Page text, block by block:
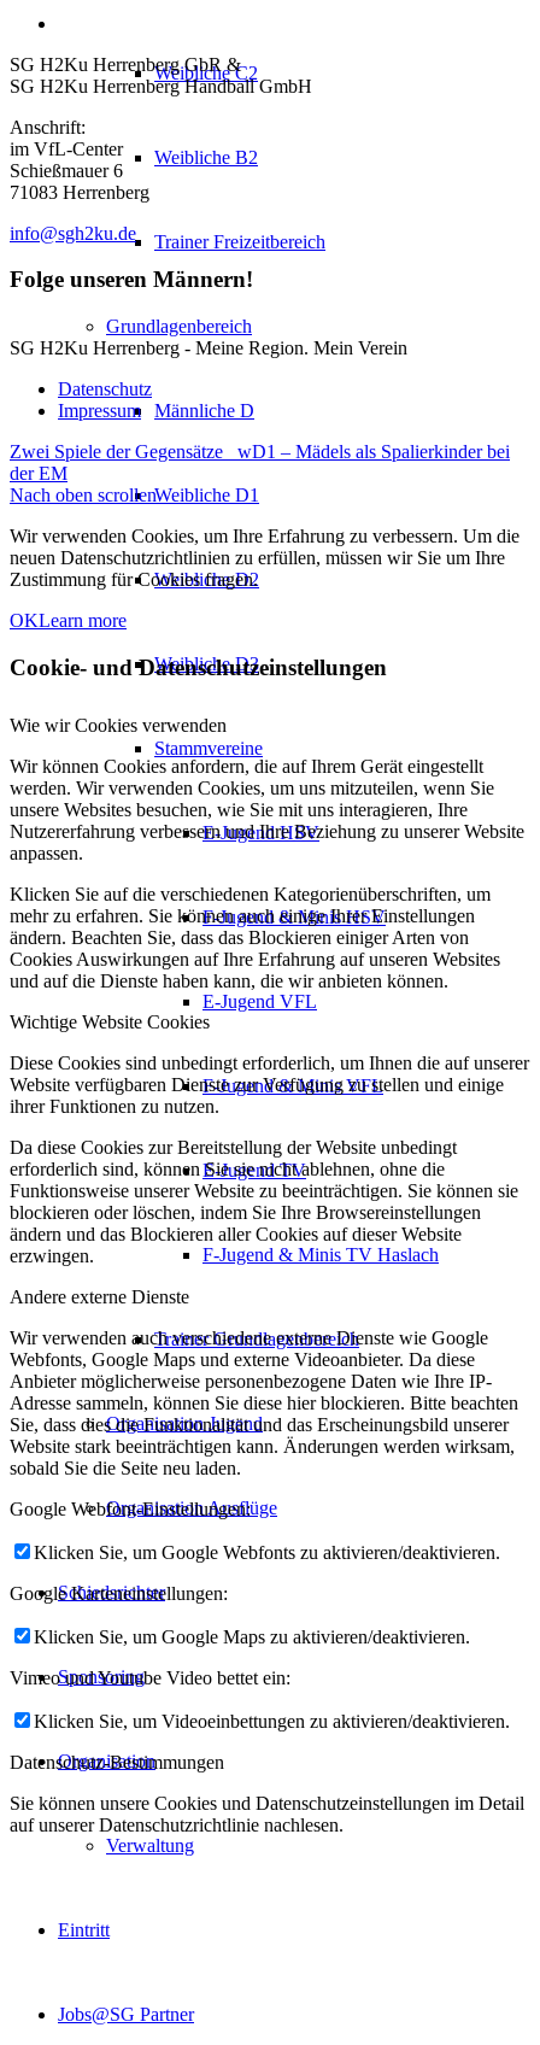
Weibliche C2
Weibliche B2
Trainer Freizeitbereich
Grundlagenbereich
Männliche D
Weibliche D1
Weibliche D2
Weibliche D3
Stammvereine
E-Jugend HSV
F-Jugend & Minis HSV
E-Jugend VFL
F-Jugend & Minis VFL
E-Jugend TV
F-Jugend & Minis TV Haslach
Trainer Grundlagenbereich
Organisation Jugend
Organisation Ausflüge
Schiedsrichter
Sponsoring
Organisation
Verwaltung
Eintritt
Jobs@SG Partner
SG H2Ku Herrenberg GbR &
SG H2Ku Herrenberg Handball GmbH
Anschrift:
im VfL-Center
Schießmauer 6
71083 Herrenberg
info@sgh2ku.de
Folge unseren Männern!
SG H2Ku Herrenberg - Meine Region. Mein Verein
Datenschutz
Impressum
Zwei Spiele der Gegensätze
wD1 – Mädels als Spalierkinder bei
der EM
Nach oben scrollen
Wir verwenden Cookies, um Ihre Erfahrung zu verbessern. Um die
neuen Datenschutzrichtlinien zu erfüllen, müssen wir Sie um Ihre
Zustimmung für Cookies fragen.
OKLearn more
Cookie- und Datenschutzeinstellungen
Wie wir Cookies verwenden
Wir können Cookies anfordern, die auf Ihrem Gerät eingestellt
werden. Wir verwenden Cookies, um uns mitzuteilen, wenn Sie
unsere Websites besuchen, wie Sie mit uns interagieren, Ihre
Nutzererfahrung verbessern und Ihre Beziehung zu unserer Website
anpassen.
Klicken Sie auf die verschiedenen Kategorienüberschriften, um
mehr zu erfahren. Sie können auch einige Ihrer Einstellungen
ändern. Beachten Sie, dass das Blockieren einiger Arten von
Cookies Auswirkungen auf Ihre Erfahrung auf unseren Websites
und auf die Dienste haben kann, die wir anbieten können.
Wichtige Website Cookies
Diese Cookies sind unbedingt erforderlich, um Ihnen die auf unserer
Website verfügbaren Dienste zur Verfügung zu stellen und einige
ihrer Funktionen zu nutzen.
Da diese Cookies zur Bereitstellung der Website unbedingt
erforderlich sind, können Sie sie nicht ablehnen, ohne die
Funktionsweise unserer Website zu beeinträchtigen. Sie können sie
blockieren oder löschen, indem Sie Ihre Browsereinstellungen
ändern und das Blockieren aller Cookies auf dieser Website
erzwingen.
Andere externe Dienste
Wir verwenden auch verschiedene externe Dienste wie Google
Webfonts, Google Maps und externe Videoanbieter. Da diese
Anbieter möglicherweise personenbezogene Daten wie Ihre IP-
Adresse sammeln, können Sie diese hier blockieren. Bitte beachten
Sie, dass dies die Funktionalität und das Erscheinungsbild unserer
Website stark beeinträchtigen kann. Änderungen werden wirksam,
sobald Sie die Seite neu laden.
Google Webfont-Einstellungen:
Klicken Sie, um Google Webfonts zu aktivieren/deaktivieren.
Google Karteneinstellungen:
Klicken Sie, um Google Maps zu aktivieren/deaktivieren.
Vimeo und Youtube Video bettet ein:
Klicken Sie, um Videoeinbettungen zu aktivieren/deaktivieren.
Datenschutz-Bestimmungen
Sie können unsere Cookies und Datenschutzeinstellungen im Detail
auf unserer Datenschutzrichtlinie nachlesen.